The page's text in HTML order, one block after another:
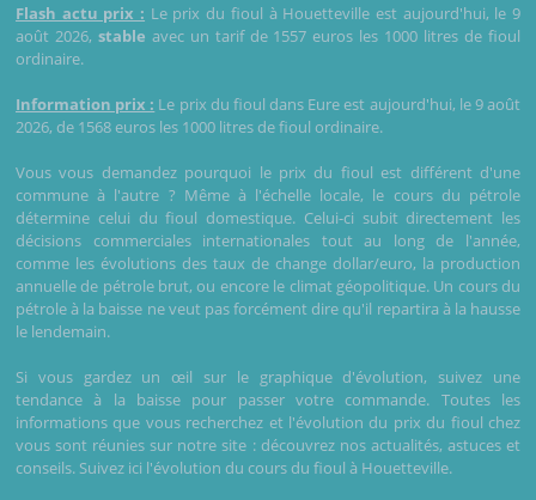
Flash actu prix : Le prix du fioul à Houetteville est aujourd'hui, le 9
août 2026, stable avec un tarif de 1557 euros les 1000 litres de fioul
ordinaire.
Information prix : Le prix du fioul dans Eure est aujourd'hui, le 9 août
2026, de 1568 euros les 1000 litres de fioul ordinaire.
Vous vous demandez pourquoi le prix du fioul est différent d'une
commune à l'autre ? Même à l'échelle locale, le cours du pétrole
détermine celui du fioul domestique. Celui-ci subit directement les
décisions commerciales internationales tout au long de l'année,
comme les évolutions des taux de change dollar/euro, la production
annuelle de pétrole brut, ou encore le climat géopolitique. Un cours du
pétrole à la baisse ne veut pas forcément dire qu'il repartira à la hausse
le lendemain.
Si vous gardez un œil sur le graphique d'évolution, suivez une
tendance à la baisse pour passer votre commande. Toutes les
informations que vous recherchez et l'évolution du prix du fioul chez
vous sont réunies sur notre site : découvrez nos actualités, astuces et
conseils. Suivez ici l'évolution du cours du fioul à Houetteville.